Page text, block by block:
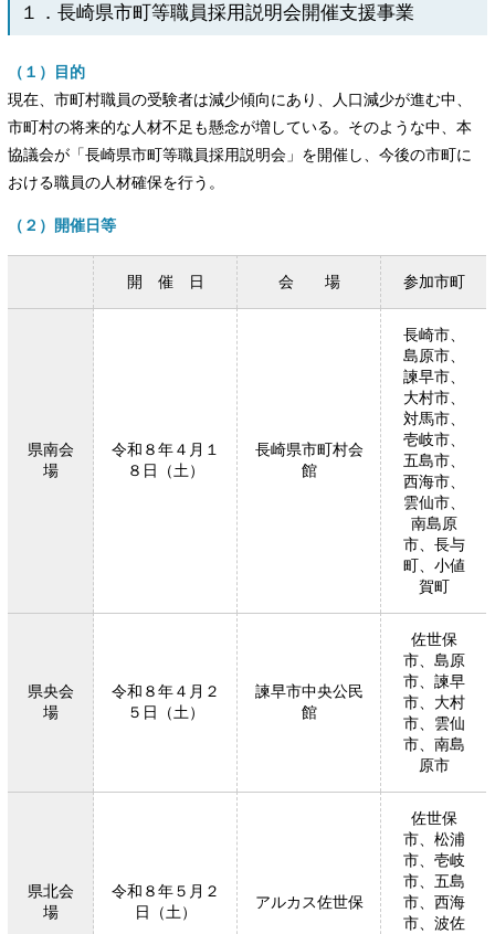
１．長崎県市町等職員採用説明会開催支援事業
（１）目的
現在、市町村職員の受験者は減少傾向にあり、人口減少が進む中、
市町村の将来的な人材不足も懸念が増している。そのような中、本
協議会が「長崎県市町等職員採用説明会」を開催し、今後の市町に
おける職員の人材確保を行う。
（２）開催日等
開 催 日 会 場 参加市町
県南会
場
令和８年４月１
８日（土）
長崎県市町村会
館
長崎市、
島原市、
諫早市、
大村市、
対馬市、
壱岐市、
五島市、
西海市、
雲仙市、
南島原
市、長与
町、小値
賀町
県央会
場
令和８年４月２
５日（土）
諫早市中央公民
館
佐世保
市、島原
市、諫早
市、大村
市、雲仙
市、南島
原市
県北会
場
令和８年５月２
日（土）
アルカス佐世保
佐世保
市、松浦
市、壱岐
市、五島
市、西海
市、波佐